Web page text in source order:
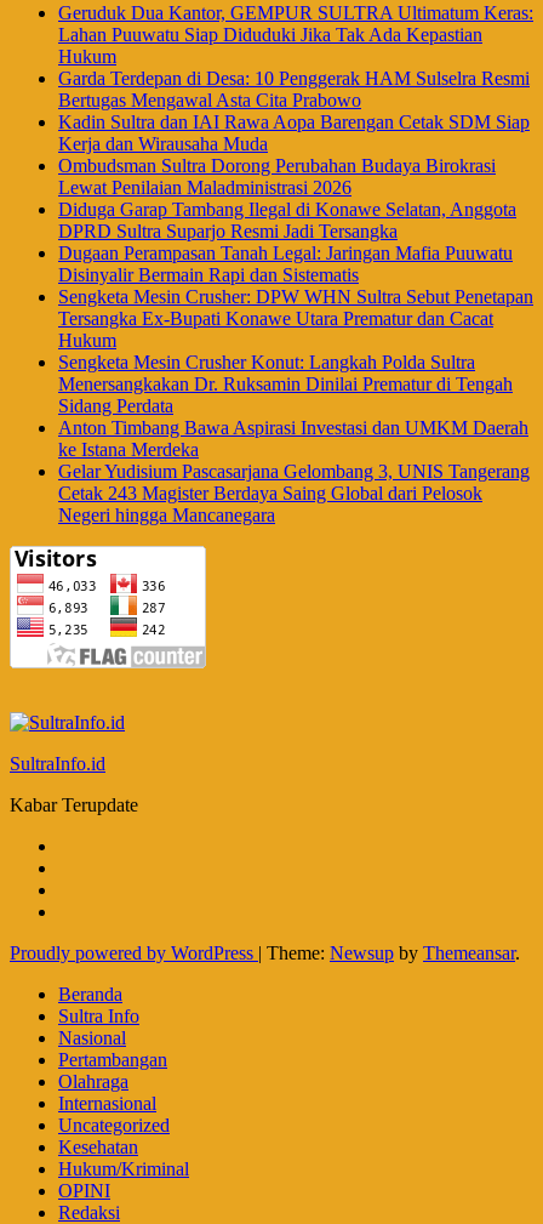
Geruduk Dua Kantor, GEMPUR SULTRA Ultimatum Keras:
Lahan Puuwatu Siap Diduduki Jika Tak Ada Kepastian
Hukum
Garda Terdepan di Desa: 10 Penggerak HAM Sulselra Resmi
Bertugas Mengawal Asta Cita Prabowo
Kadin Sultra dan IAI Rawa Aopa Barengan Cetak SDM Siap
Kerja dan Wirausaha Muda
Ombudsman Sultra Dorong Perubahan Budaya Birokrasi
Lewat Penilaian Maladministrasi 2026
Diduga Garap Tambang Ilegal di Konawe Selatan, Anggota
DPRD Sultra Suparjo Resmi Jadi Tersangka
Dugaan Perampasan Tanah Legal: Jaringan Mafia Puuwatu
Disinyalir Bermain Rapi dan Sistematis
Sengketa Mesin Crusher: DPW WHN Sultra Sebut Penetapan
Tersangka Ex-Bupati Konawe Utara Prematur dan Cacat
Hukum
Sengketa Mesin Crusher Konut: Langkah Polda Sultra
Menersangkakan Dr. Ruksamin Dinilai Prematur di Tengah
Sidang Perdata
Anton Timbang Bawa Aspirasi Investasi dan UMKM Daerah
ke Istana Merdeka
Gelar Yudisium Pascasarjana Gelombang 3, UNIS Tangerang
Cetak 243 Magister Berdaya Saing Global dari Pelosok
Negeri hingga Mancanegara
SultraInfo.id
Kabar Terupdate
Proudly powered by WordPress | Theme: Newsup by Themeansar.
Beranda
Sultra Info
Nasional
Pertambangan
Olahraga
Internasional
Uncategorized
Kesehatan
Hukum/Kriminal
OPINI
Redaksi